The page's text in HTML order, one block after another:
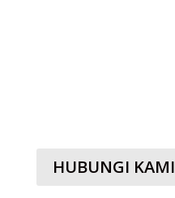
HUBUNGI KAMI